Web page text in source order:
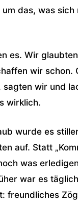
um das, was
es. Wir
wir schon.
sagten wir und
wirklich.
wurde es
auf. Statt
was
war es
freundliches